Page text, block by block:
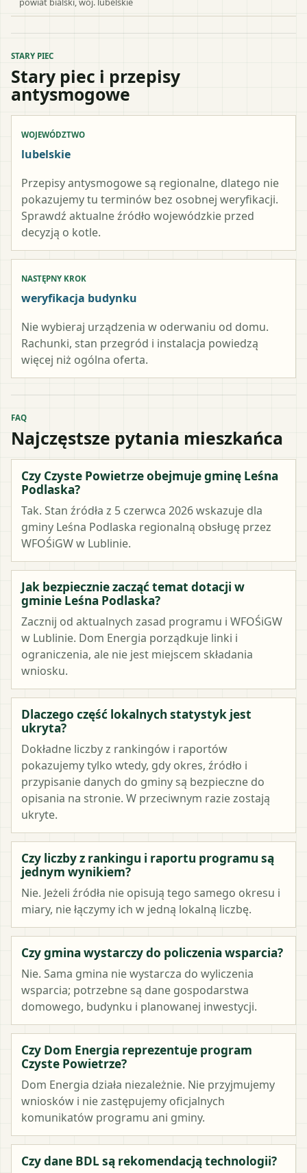
STARY PIEC
Stary piec i przepisy
antysmogowe
WOJEWÓDZTWO
lubelskie
Przepisy antysmogowe są regionalne, dlatego nie
pokazujemy tu terminów bez osobnej weryfikacji.
Sprawdź aktualne źródło wojewódzkie przed
decyzją o kotle.
NASTĘPNY KROK
weryfikacja budynku
Nie wybieraj urządzenia w oderwaniu od domu.
Rachunki, stan przegród i instalacja powiedzą
więcej niż ogólna oferta.
FAQ
Najczęstsze pytania mieszkańca
Czy Czyste Powietrze obejmuje gminę Leśna
Podlaska?
Tak. Stan źródła z 5 czerwca 2026 wskazuje dla
gminy Leśna Podlaska regionalną obsługę przez
WFOŚiGW w Lublinie.
Jak bezpiecznie zacząć temat dotacji w
gminie Leśna Podlaska?
Zacznij od aktualnych zasad programu i WFOŚiGW
w Lublinie. Dom Energia porządkuje linki i
ograniczenia, ale nie jest miejscem składania
wniosku.
Dlaczego część lokalnych statystyk jest
ukryta?
Dokładne liczby z rankingów i raportów
pokazujemy tylko wtedy, gdy okres, źródło i
przypisanie danych do gminy są bezpieczne do
opisania na stronie. W przeciwnym razie zostają
ukryte.
Czy liczby z rankingu i raportu programu są
jednym wynikiem?
Nie. Jeżeli źródła nie opisują tego samego okresu i
miary, nie łączymy ich w jedną lokalną liczbę.
Czy gmina wystarczy do policzenia wsparcia?
Nie. Sama gmina nie wystarcza do wyliczenia
wsparcia; potrzebne są dane gospodarstwa
domowego, budynku i planowanej inwestycji.
Czy Dom Energia reprezentuje program
Czyste Powietrze?
Dom Energia działa niezależnie. Nie przyjmujemy
wniosków i nie zastępujemy oficjalnych
komunikatów programu ani gminy.
Czy dane BDL są rekomendacją technologii?